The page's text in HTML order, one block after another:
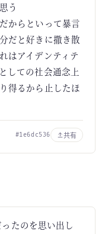
う
からといって暴言
だと好きに撒き散
はアイデンティテ
しての社会通念上
得るから止したほ
#1e6dc536 共有
たのを思い出し